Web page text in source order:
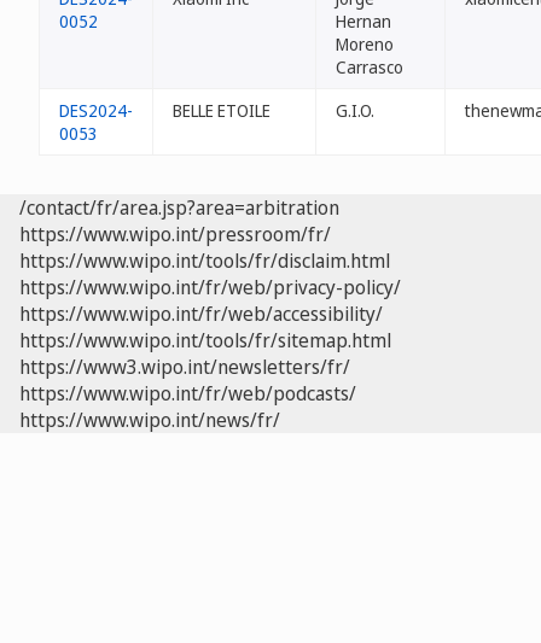
0052
Hernan
Moreno
Carrasco
DES2024-
0053
BELLE ETOILE G.I.O.
/contact/fr/area.jsp?area=arbitration
https://www.wipo.int/pressroom/fr/
https://www.wipo.int/tools/fr/disclaim.html
https://www.wipo.int/fr/web/privacy-policy/
https://www.wipo.int/fr/web/accessibility/
https://www.wipo.int/tools/fr/sitemap.html
https://www3.wipo.int/newsletters/fr/
https://www.wipo.int/fr/web/podcasts/
https://www.wipo.int/news/fr/